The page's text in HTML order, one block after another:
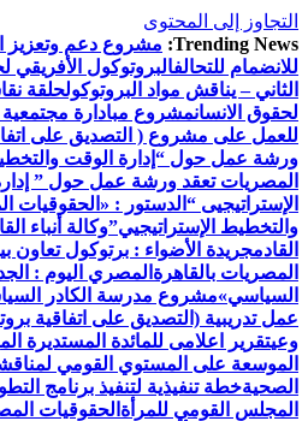
التجاوز إلى المحتوى
Trending News: مشروع دعم وتعزيز
للانضمام للتحالفالبروتوكول الأفريقي
الثاني – يناقش مواد البروتوكولحلقة
لحقوق الانسانمشروع مبادارة مجتمعية
للعمل على مشروع ( التصديق على
ورشة عمل حول “إدارة الوقت
المصريات تعقد ورشة عمل حول ”
الإستراتيجيى “ الدستور : «الحقوقيات
والتخطيط الإستراتيجيي”وكالة أنباء
القادمجريدة الأضواء : برتوكول تعاون
المصريات بالقاهرة المصري اليوم :
السياسي»مشروع مدرسة الكادر
عمل تدريبية (التصديق على اتفاقية
وعيتقرير اعلامى للمائدة
الموسعة على المستوي القومي
الصحيةخطة تنفيذية لتنفيذ برنامج
المجلس القومي للمرأة الحقوقيات